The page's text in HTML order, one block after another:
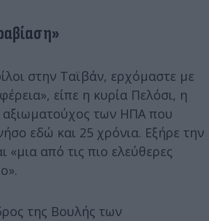
στην Ταϊβάν, ερχόμαστε με
είπε η κυρία Πελόσι, η
των ΗΠΑ που
εδώ και 25 χρόνια. Εξήρε την
«μια από τις πιο ελεύθερες
της Βουλής των